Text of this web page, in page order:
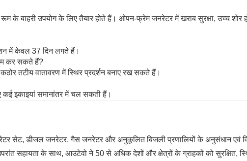
के बाहरी उपयोग के लिए तैयार होते हैं। ओपन-फ्रेम जनरेटर में खराब सुरक्षा, उच्च शोर
में केवल 37 दिन लगते हैं।
कर सकते हैं?
तटीय वातावरण में स्थिर प्रदर्शन बनाए रख सकते हैं।
कई इकाइयां समानांतर में चल सकती हैं।
सेट, डीजल जनरेटर, गैस जनरेटर और अनुकूलित बिजली प्रणालियों के अनुसंधान एवं
उपरांत सहायता के साथ, आउटेवो ने 50 से अधिक देशों और क्षेत्रों के ग्राहकों को सुरक्षित,